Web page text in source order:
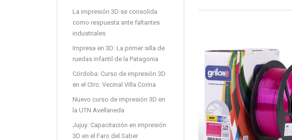
La impresión 3D se consolida
como respuesta ante faltantes
industriales
Impresa en 3D: La primer silla de
ruedas infantil de la Patagonia
Córdoba: Curso de impresión 3D
en el Ctro. Vecinal Villa Corina
Nuevo curso de impresión 3D en
la UTN Avellaneda
Jujuy: Capacitación en impresión
3D en el Faro del Saber